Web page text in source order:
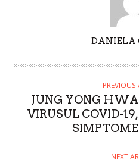
T
DANIELA
PREVIOUS
JUNG YONG
VIRUSUL COVID-
NEXT